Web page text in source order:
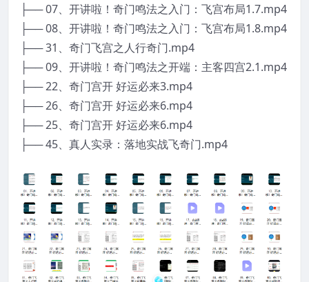
├── 07、开讲啦！奇门鸣法之入门：飞宫布局1.7.mp4
├── 08、开讲啦！奇门鸣法之入门：飞宫布局1.8.mp4
├── 31、奇门飞宫之人行奇门.mp4
├── 09、开讲啦！奇门鸣法之开端：主客四宫2.1.mp4
├── 22、奇门宫开 好运必来3.mp4
├── 26、奇门宫开 好运必来6.mp4
├── 25、奇门宫开 好运必来6.mp4
├── 45、真人实录：落地实战飞奇门.mp4